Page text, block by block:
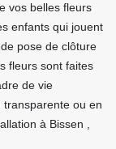
vos belles fleurs
enfants qui jouent
pose de clôture
fleurs sont faites
de vie
transparente ou en
à Bissen ,